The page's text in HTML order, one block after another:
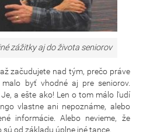
zážitky aj do života seniorov
začudujete nad tým, prečo práve
byť vhodné aj pre seniorov.
a ešte ako! Len o tom málo ľudí
vlastne ani nepoznáme, alebo
informácie. Alebo nevieme, že